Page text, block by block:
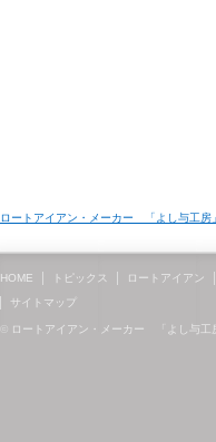
ロートアイアン・メーカー 「よし与工房
HOME トピックス ロートアイアン
サイトマップ
ロートアイアン・メーカー 「よし与工